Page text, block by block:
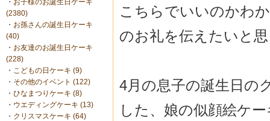
・ お子様のお誕生日ケーキ
(2380)
・ お孫さんの誕生日ケーキ
(40)
・ お友達のお誕生日ケーキ
(228)
・ こどもの日ケーキ (9)
・ その他のイベント (122)
・ ひなまつりケーキ (8)
・ ウエディングケーキ (13)
・ クリスマスケーキ (64)
こちらでいいのかわ
のお礼を伝えたいと
4月の息子の誕生日の
した、娘の似顔絵ケ